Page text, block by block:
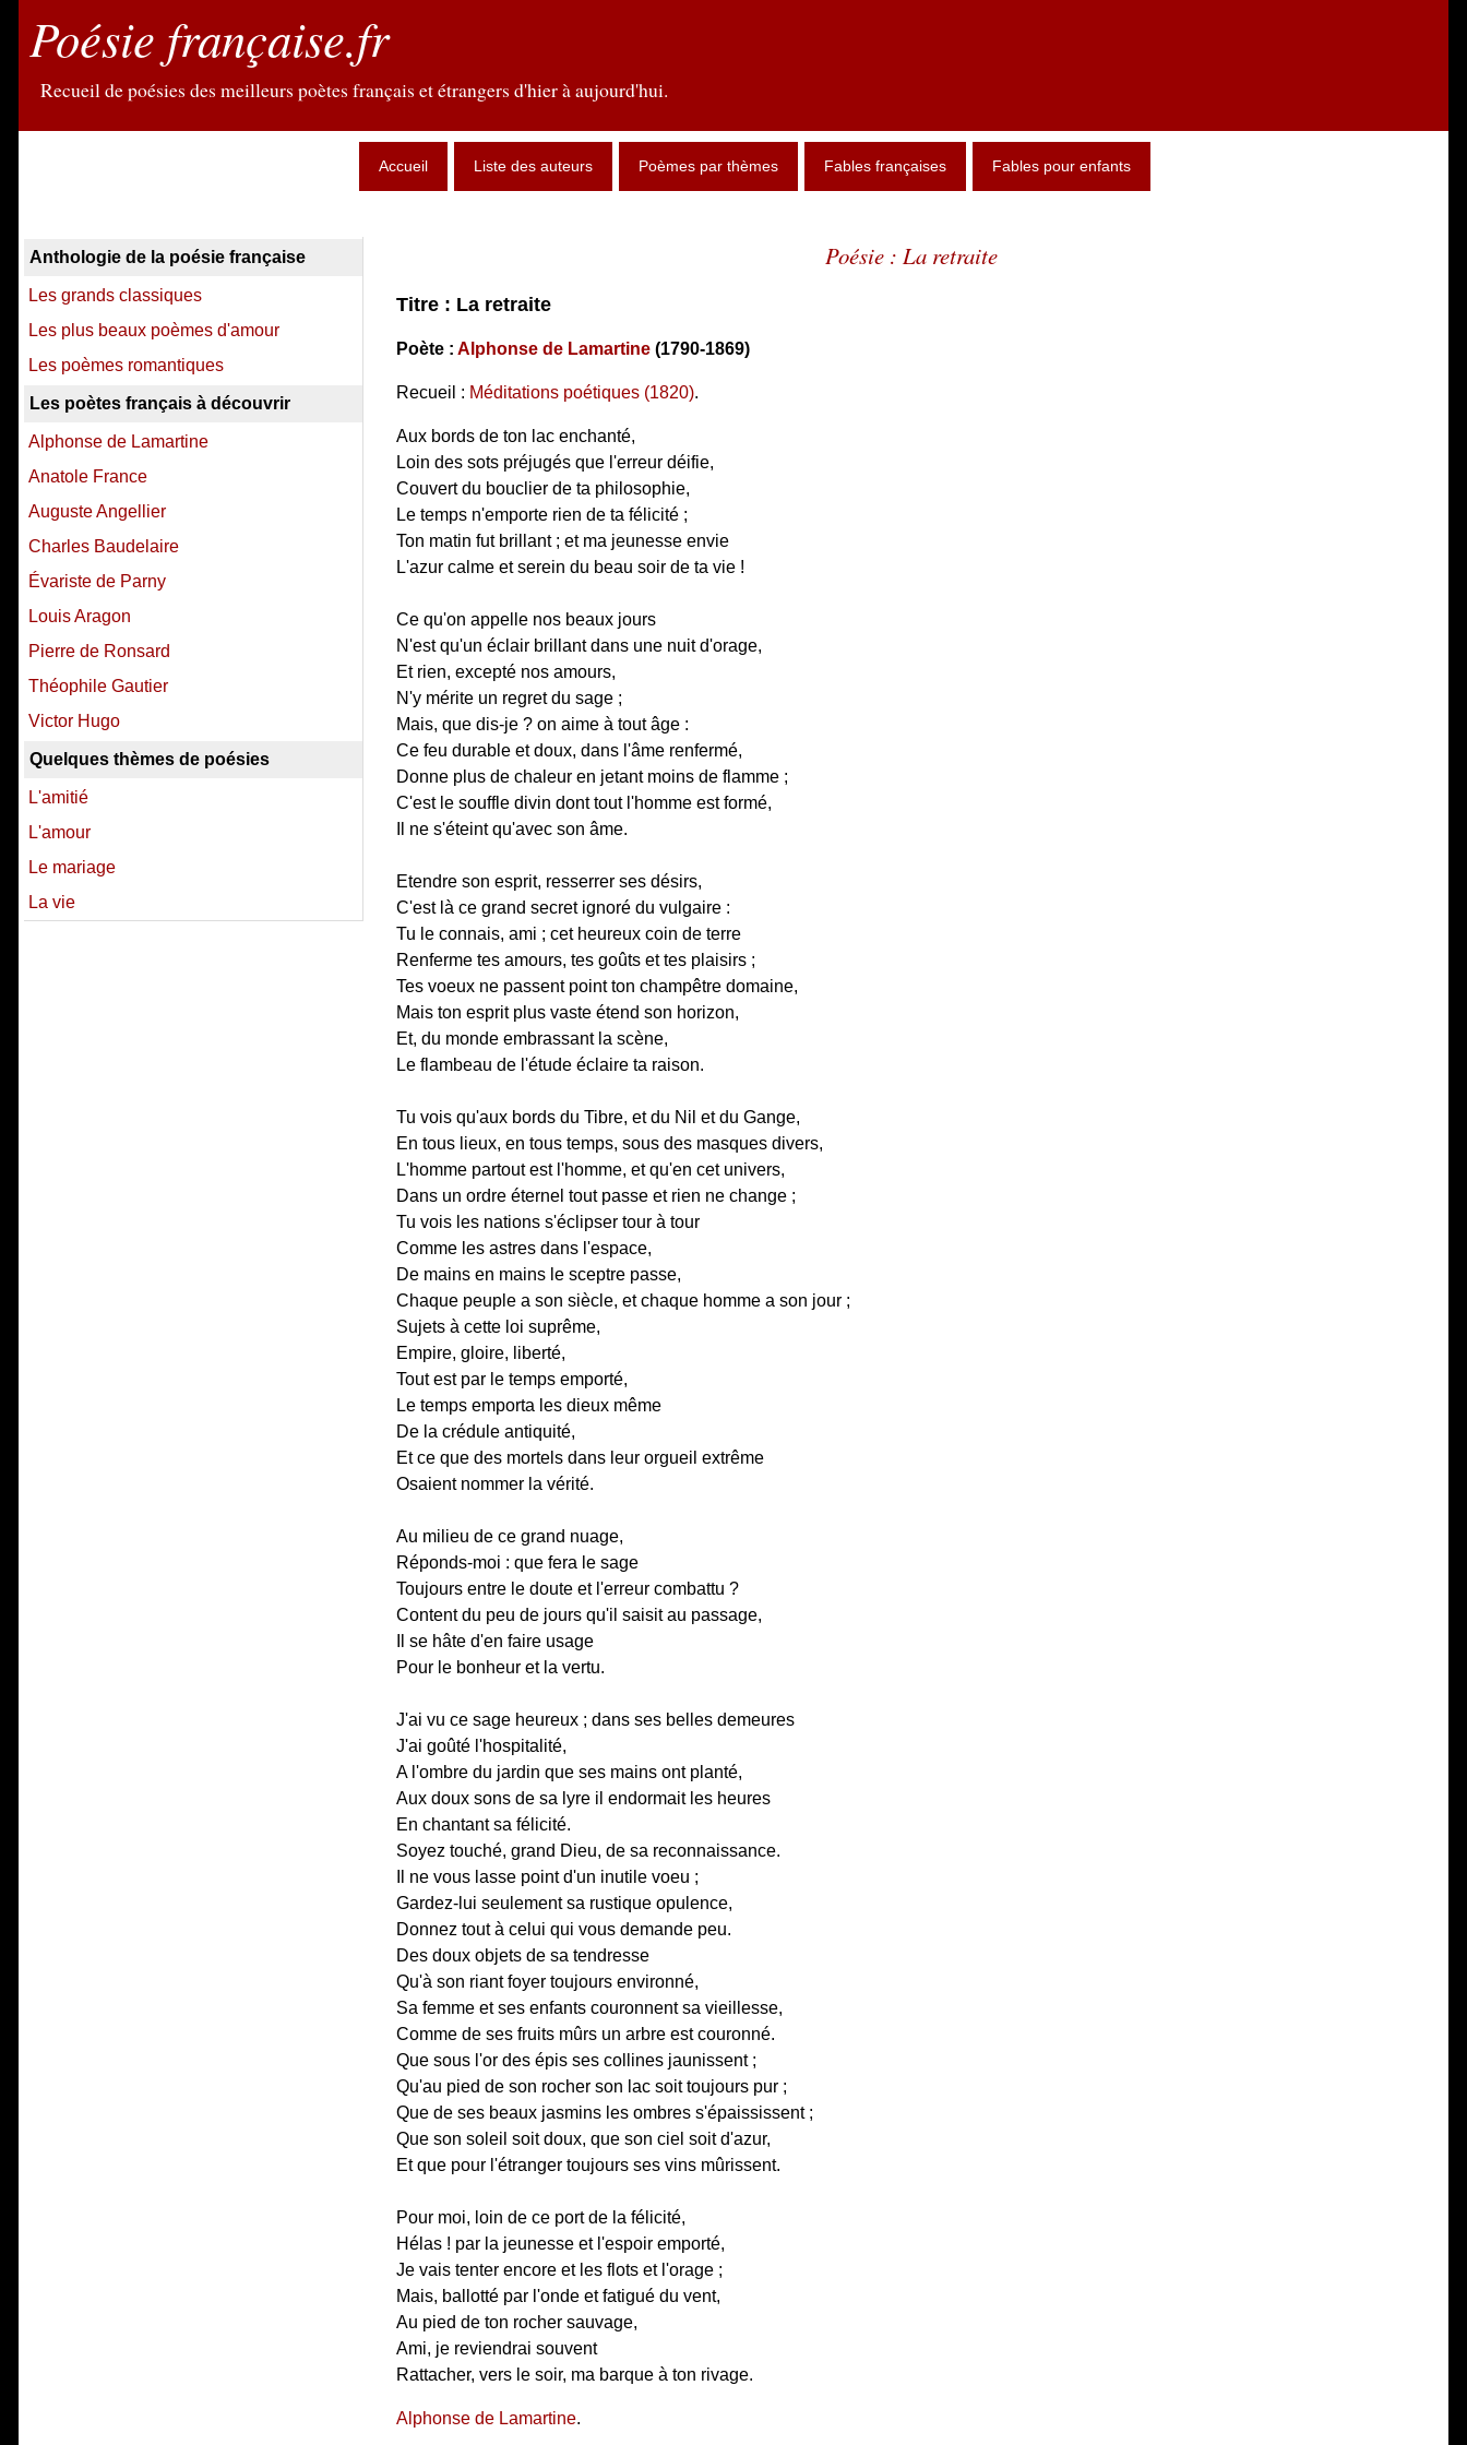
Poésie française.fr
Recueil de poésies des meilleurs poètes français et étrangers d'hier à aujourd'hui.
Accueil Liste des auteurs Poèmes par thèmes Fables françaises Fables pour enfants
Poésie : La retraite
Titre : La retraite
Poète : Alphonse de Lamartine (1790-1869)
Recueil : Méditations poétiques (1820).
Aux bords de ton lac enchanté,
Loin des sots préjugés que l'erreur déifie,
Couvert du bouclier de ta philosophie,
Le temps n'emporte rien de ta félicité ;
Ton matin fut brillant ; et ma jeunesse envie
L'azur calme et serein du beau soir de ta vie !
Ce qu'on appelle nos beaux jours
N'est qu'un éclair brillant dans une nuit d'orage,
Et rien, excepté nos amours,
N'y mérite un regret du sage ;
Mais, que dis-je ? on aime à tout âge :
Ce feu durable et doux, dans l'âme renfermé,
Donne plus de chaleur en jetant moins de flamme ;
C'est le souffle divin dont tout l'homme est formé,
Il ne s'éteint qu'avec son âme.
Etendre son esprit, resserrer ses désirs,
C'est là ce grand secret ignoré du vulgaire :
Tu le connais, ami ; cet heureux coin de terre
Renferme tes amours, tes goûts et tes plaisirs ;
Tes voeux ne passent point ton champêtre domaine,
Mais ton esprit plus vaste étend son horizon,
Et, du monde embrassant la scène,
Le flambeau de l'étude éclaire ta raison.
Tu vois qu'aux bords du Tibre, et du Nil et du Gange,
En tous lieux, en tous temps, sous des masques divers,
L'homme partout est l'homme, et qu'en cet univers,
Dans un ordre éternel tout passe et rien ne change ;
Tu vois les nations s'éclipser tour à tour
Comme les astres dans l'espace,
De mains en mains le sceptre passe,
Chaque peuple a son siècle, et chaque homme a son jour ;
Sujets à cette loi suprême,
Empire, gloire, liberté,
Tout est par le temps emporté,
Le temps emporta les dieux même
De la crédule antiquité,
Et ce que des mortels dans leur orgueil extrême
Osaient nommer la vérité.
Au milieu de ce grand nuage,
Réponds-moi : que fera le sage
Toujours entre le doute et l'erreur combattu ?
Content du peu de jours qu'il saisit au passage,
Il se hâte d'en faire usage
Pour le bonheur et la vertu.
J'ai vu ce sage heureux ; dans ses belles demeures
J'ai goûté l'hospitalité,
A l'ombre du jardin que ses mains ont planté,
Aux doux sons de sa lyre il endormait les heures
En chantant sa félicité.
Soyez touché, grand Dieu, de sa reconnaissance.
Il ne vous lasse point d'un inutile voeu ;
Gardez-lui seulement sa rustique opulence,
Donnez tout à celui qui vous demande peu.
Des doux objets de sa tendresse
Qu'à son riant foyer toujours environné,
Sa femme et ses enfants couronnent sa vieillesse,
Comme de ses fruits mûrs un arbre est couronné.
Que sous l'or des épis ses collines jaunissent ;
Qu'au pied de son rocher son lac soit toujours pur ;
Que de ses beaux jasmins les ombres s'épaississent ;
Que son soleil soit doux, que son ciel soit d'azur,
Et que pour l'étranger toujours ses vins mûrissent.
Pour moi, loin de ce port de la félicité,
Hélas ! par la jeunesse et l'espoir emporté,
Je vais tenter encore et les flots et l'orage ;
Mais, ballotté par l'onde et fatigué du vent,
Au pied de ton rocher sauvage,
Ami, je reviendrai souvent
Rattacher, vers le soir, ma barque à ton rivage.
Alphonse de Lamartine.
Anthologie de la poésie française
Les grands classiques
Les plus beaux poèmes d'amour
Les poèmes romantiques
Les poètes français à découvrir
Alphonse de Lamartine
Anatole France
Auguste Angellier
Charles Baudelaire
Évariste de Parny
Louis Aragon
Pierre de Ronsard
Théophile Gautier
Victor Hugo
Quelques thèmes de poésies
L'amitié
L'amour
Le mariage
La vie